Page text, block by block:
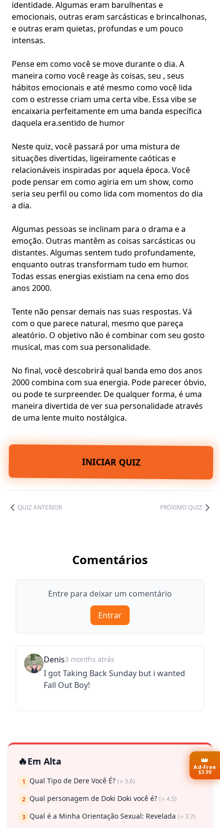
identidade. Algumas eram barulhentas e
emocionais, outras eram sarcásticas e brincalhonas,
e outras eram quietas, profundas e um pouco
intensas.
Pense em como você se move durante o dia. A
maneira como você reage às coisas, seu , seus
hábitos emocionais e até mesmo como você lida
com o estresse criam uma certa vibe. Essa vibe se
encaixaria perfeitamente em uma banda específica
daquela era.sentido de humor
Neste quiz, você passará por uma mistura de
situações divertidas, ligeiramente caóticas e
relacionáveis inspiradas por aquela época. Você
pode pensar em como agiria em um show, como
seria seu perfil ou como lida com momentos do dia
a dia.
Algumas pessoas se inclinam para o drama e a
emoção. Outras mantêm as coisas sarcásticas ou
distantes. Algumas sentem tudo profundamente,
enquanto outras transformam tudo em humor.
Todas essas energias existiam na cena emo dos
anos 2000.
Tente não pensar demais nas suas respostas. Vá
com o que parece natural, mesmo que pareça
aleatório. O objetivo não é combinar com seu gosto
musical, mas com sua personalidade.
No final, você descobrirá qual banda emo dos anos
2000 combina com sua energia. Pode parecer óbvio,
ou pode te surpreender. De qualquer forma, é uma
maneira divertida de ver sua personalidade através
de uma lente muito nostálgica.
INICIAR QUIZ
QUIZ ANTERIOR PRÓXIMO QUIZ
Comentários
Entre para deixar um comentário
Entrar
Denis3 months atrás
I got Taking Back Sunday but i wanted
Fall Out Boy!
🔥Em Alta
1 Qual Tipo de Dere Você É? (⭐ 3.6)
2 Qual personagem de Doki Doki você é? (⭐ 4.5)
3 Qual é a Minha Orientação Sexual: Revelada (⭐ 3.7)
👑
Ad-Free
$3.99